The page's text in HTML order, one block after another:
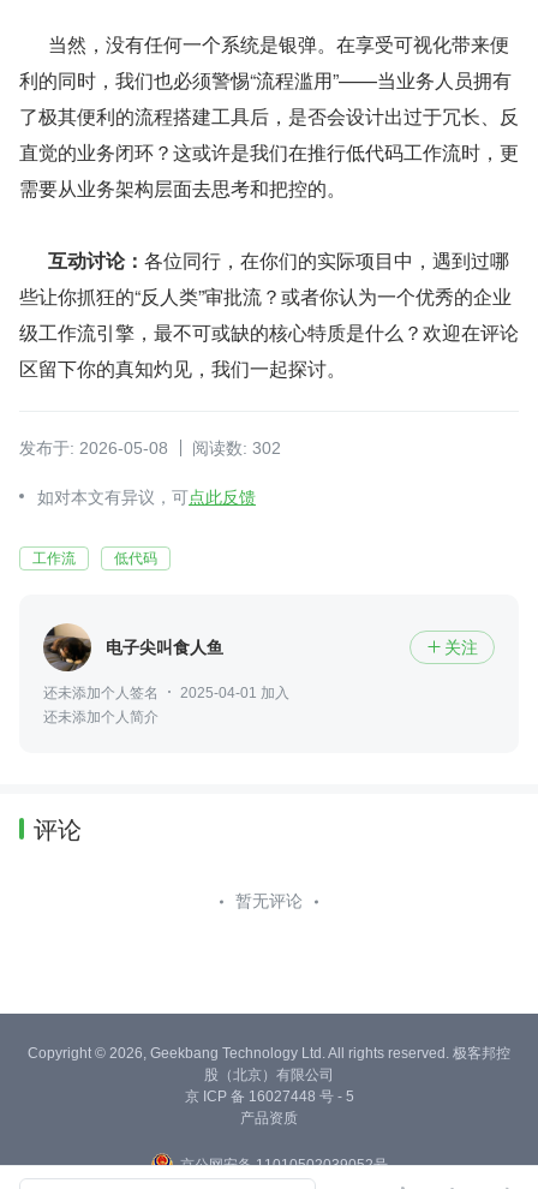
利的同时，我们也必须警惕“流程滥用”——当业务人员拥有
了极其便利的流程搭建工具后，是否会设计出过于冗长、反
直觉的业务闭环？这或许是我们在推行低代码工作流时，更
需要从业务架构层面去思考和把控的。
互动讨论： 各位同行，在你们的实际项目中，遇到过哪
些让你抓狂的“反人类”审批流？或者你认为一个优秀的企业
级工作流引擎，最不可或缺的核心特质是什么？欢迎在评论
区留下你的真知灼见，我们一起探讨。
发布于: 2026-05-08 阅读数: 302
如对本文有异议，可点此反馈
工作流 低代码
电子尖叫食人鱼  关注
还未添加个人签名
2025-04-01 加入
还未添加个人简介
评论
暂无评论
Copyright © 2026, Geekbang Technology Ltd. All rights reserved. 极客邦控
股（北京）有限公司
京 ICP 备 16027448 号 - 5
产品资质
京公网安备 11010502039052号